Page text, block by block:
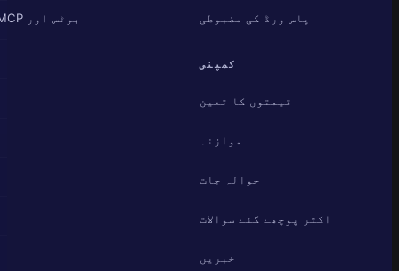
پاس ورڈ کی مضبوطی بوٹس اور MCP
کمپنی
قیمتوں کا تعین
موازنہ
حوالہ جات
اکثر پوچھے گئے سوالات
خبریں